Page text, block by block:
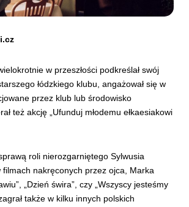
w przeszłości podkreślał swój
łódzkiego klubu, angażował się w
przez klub lub środowisko
też akcję „Ufunduj młodemu ełkaesiakowi
roli nierozgarniętego Sylwusia
filmach nakręconych przez ojca, Marka
„Dzień świra”, czy „Wszyscy jesteśmy
także w kilku innych polskich